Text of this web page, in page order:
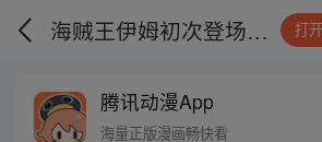
海贼王伊姆初次登场是多少集 打
腾讯动漫App
海量正版漫画畅快看